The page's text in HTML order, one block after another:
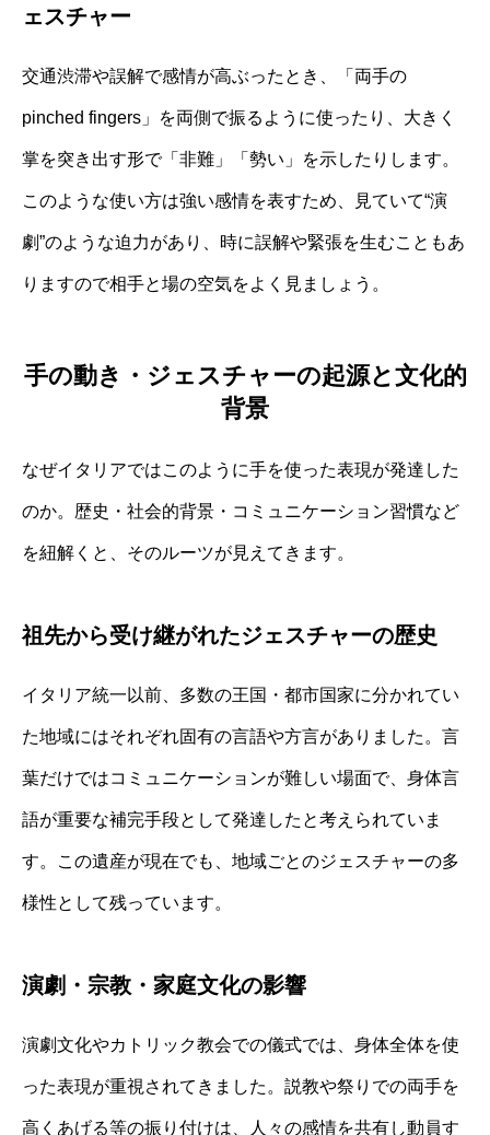
ェスチャー
交通渋滞や誤解で感情が高ぶったとき、「両手の
pinched fingers」を両側で振るように使ったり、大きく
掌を突き出す形で「非難」「勢い」を示したりします。
このような使い方は強い感情を表すため、見ていて“演
劇”のような迫力があり、時に誤解や緊張を生むこともあ
りますので相手と場の空気をよく見ましょう。
手の動き・ジェスチャーの起源と文化的
背景
なぜイタリアではこのように手を使った表現が発達した
のか。歴史・社会的背景・コミュニケーション習慣など
を紐解くと、そのルーツが見えてきます。
祖先から受け継がれたジェスチャーの歴史
イタリア統一以前、多数の王国・都市国家に分かれてい
た地域にはそれぞれ固有の言語や方言がありました。言
葉だけではコミュニケーションが難しい場面で、身体言
語が重要な補完手段として発達したと考えられていま
す。この遺産が現在でも、地域ごとのジェスチャーの多
様性として残っています。
演劇・宗教・家庭文化の影響
演劇文化やカトリック教会での儀式では、身体全体を使
った表現が重視されてきました。説教や祭りでの両手を
高くあげる等の振り付けは、人々の感情を共有し動員す